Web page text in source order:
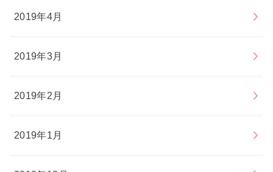
2019年4月
2019年3月
2019年2月
2019年1月